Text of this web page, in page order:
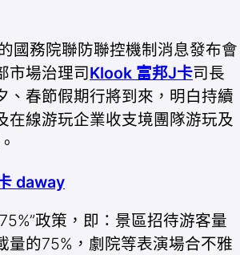
國務院聯防聯控機制消息發布會
市場治理司Klook 富邦J卡司長
、春節假期行將到來，明白持續
在線游玩企業收支境團隊游玩及
daway
政策，即：景區招待游客量
量的75%，劇院等表演場合不雅